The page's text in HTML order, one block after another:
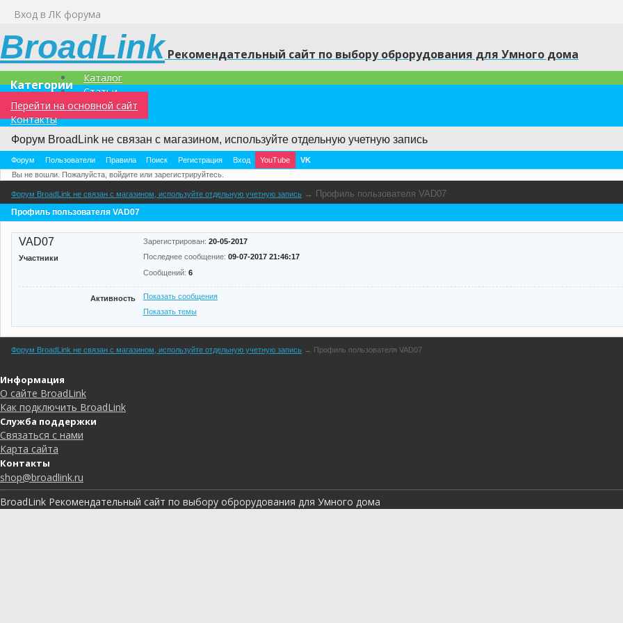
Вход в ЛК форума
BroadLink Рекомендательный сайт по выбору оброрудования для Умного дома
Категории
Каталог
Статьи
Перейти на основной сайт
Контакты
Форум BroadLink не связан с магазином, используйте отдельную учетную запись
Форум Пользователи Правила Поиск Регистрация Вход YouTube
VK
Вы не вошли.
Пожалуйста, войдите или зарегистрируйтесь.
Форум BroadLink не связан с магазином, используйте отдельную учетную запись → Профиль пользователя VAD07
Профиль пользователя VAD07
VAD07
Участники
Зарегистрирован: 20-05-2017
Последнее сообщение: 09-07-2017 21:46:17
Сообщений: 6
Активность
Показать сообщения
Показать темы
Форум BroadLink не связан с магазином, используйте отдельную учетную запись → Профиль пользователя VAD07
Информация
О сайте BroadLink
Как подключить BroadLink
Служба поддержки
Связаться с нами
Карта сайта
Контакты
shop@broadlink.ru
BroadLink Рекомендательный сайт по выбору оброрудования для Умного дома